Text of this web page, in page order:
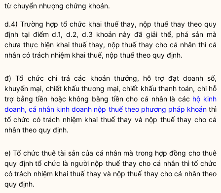
từ chuyển nhượng chứng khoán.
d.4) Trường hợp tổ chức khai thuế thay, nộp thuế thay theo quy
định tại điểm d.1, d.2, d.3 khoản này đã giải thể, phá sản mà
chưa thực hiện khai thuế thay, nộp thuế thay cho cá nhân thì cá
nhân có trách nhiệm khai thuế, nộp thuế theo quy định.
đ) Tổ chức chi trả các khoản thưởng, hỗ trợ đạt doanh số,
khuyến mại, chiết khấu thương mại, chiết khấu thanh toán, chi hỗ
trợ bằng tiền hoặc không bằng tiền cho cá nhân là các hộ kinh
doanh, cá nhân kinh doanh nộp thuế theo phương pháp khoánthì
tổ chức có trách nhiệm khai thuế thay và nộp thuế thay cho cá
nhân theo quy định.
e) Tổ chức thuê tài sản của cá nhân mà trong hợp đồng cho thuê
quy định tổ chức là người nộp thuếthay cho cá nhân thì tổ chức
có trách nhiệm khaithuếthay và nộpthuếthay cho cá nhân theo
quy định.